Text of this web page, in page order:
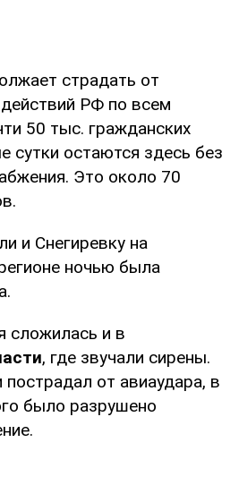
страдать от
РФ по всем
50 тыс. гражданских
сутки остаются здесь без
Это около 70
и Снегиревку на
ночью была
сложилась и в
, где звучали сирены.
от авиаудара, в
было разрушено